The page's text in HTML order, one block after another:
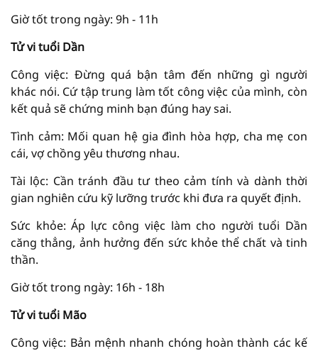
Giờ tốt trong ngày: 9h - 11h
Tử vi tuổi Dần
Công việc: Đừng quá bận tâm đến những gì người
khác nói. Cứ tập trung làm tốt công việc của mình, còn
kết quả sẽ chứng minh bạn đúng hay sai.
Tình cảm: Mối quan hệ gia đình hòa hợp, cha mẹ con
cái, vợ chồng yêu thương nhau.
Tài lộc: Cần tránh đầu tư theo cảm tính và dành thời
gian nghiên cứu kỹ lưỡng trước khi đưa ra quyết định.
Sức khỏe: Áp lực công việc làm cho người tuổi Dần
căng thẳng, ảnh hưởng đến sức khỏe thể chất và tinh
thần.
Giờ tốt trong ngày: 16h - 18h
Tử vi tuổi Mão
Công việc: Bản mệnh nhanh chóng hoàn thành các kế